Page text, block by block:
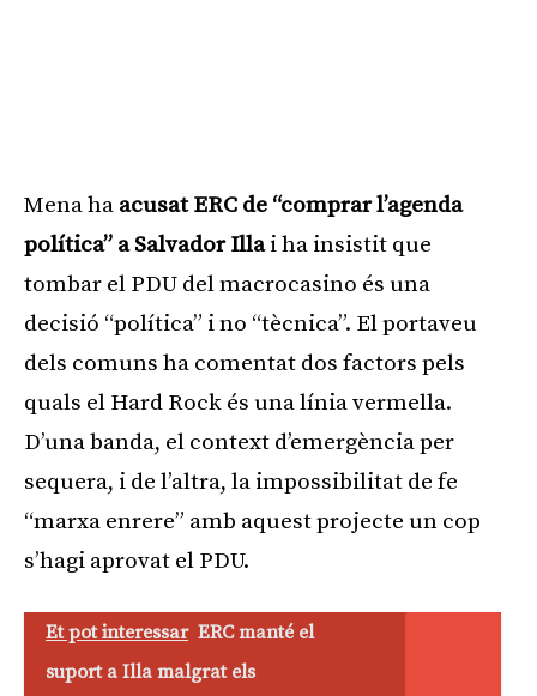
Mena ha acusat ERC de “comprar l’agenda
política” a Salvador Illai ha insistit que
tombar el PDU del macrocasino és una
decisió “política” i no “tècnica”. El portaveu
dels comuns ha comentat dos factors pels
quals el Hard Rock és una línia vermella.
D’una banda, el context d’emergència per
sequera, i de l’altra, la impossibilitat de fe
“marxa enrere” amb aquest projecte un cop
s’hagi aprovat el PDU.
Et pot interessar ERC manté el
suport a Illa malgrat els